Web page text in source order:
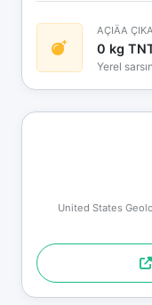
AÇIÄA
0 kg
Yerel
United States